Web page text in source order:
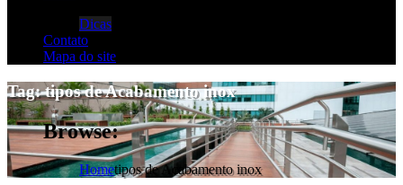
Dicas
Contato
Mapa do site
Tag:tipos de Acabamento inox
Browse:
Hometipos de Acabamento inox